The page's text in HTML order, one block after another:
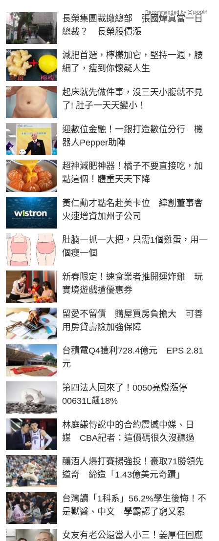
長榮集團裁撤總部 張國煒真當一日
總裁？ 長榮股價漲
減肥首選，檸檬加它，堅持一週，腰
細了，瘦到你懷疑人生
PR
起床就先做件事，沒三天小腹就不見
了! 肚子一天天變小！
PR
迎數位金融！一銀打造數位分行 機
器人Pepper助陣
超神減肥神器！橘子不要直接吃，加
點這個！體重天天下降
PR
黃仁勳才點名赴美卡位 緯創董事會
火速增資加州子公司
肚腩一抓一大把，只需1個雞蛋，用一
個瘦一個
PR
新春限定！速食業者推開運炸雞 玩
實境遊戲搶優惠券
留愛不留債 購屋買房負擔大 可善
用房貸壽險加強保障
台積電Q4獲利728.4億元 EPS 2.81
元
第四法人回來了！0050亮燈漲停
00631L飆18%
林庭謙傳說中的合約震撼中媒、日
媒 CBA記者：這價碼很久沒聽過
釀酒人爆打賽揚強投！豪取71勝領先
道奇 締造「1.43億美元奇蹟」
台灣讀「1科系」56.2%學生後悔！不
是獸醫、中文 學霸認了窮又累
女友有老公還當人小三！姜厚任回應
Recommended by